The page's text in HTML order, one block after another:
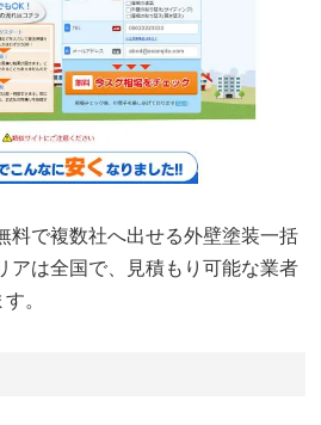
料で複数社へ出せる外壁塗装一括
アは全国で、見積もり可能な業者
。